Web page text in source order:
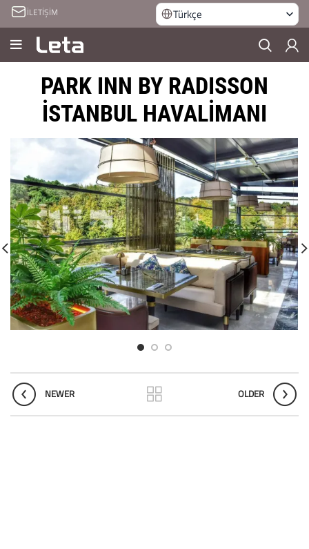
İLETİŞİM Türkçe
PARK INN BY RADISSON
İSTANBUL HAVALİMANI
NEWER OLDER